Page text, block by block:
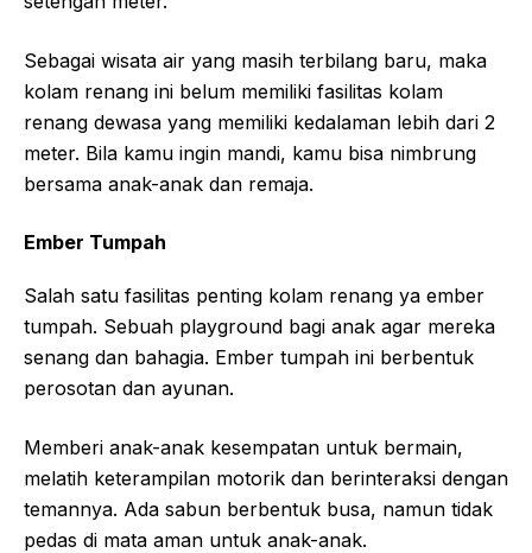
Sebagai wisata air yang masih terbilang baru, maka
kolam renang ini belum memiliki fasilitas kolam
renang dewasa yang memiliki kedalaman lebih dari 2
meter. Bila kamu ingin mandi, kamu bisa nimbrung
bersama anak-anak dan remaja.
Ember Tumpah
Salah satu fasilitas penting kolam renang ya ember
tumpah. Sebuah playground bagi anak agar mereka
senang dan bahagia. Ember tumpah ini berbentuk
perosotan dan ayunan.
Memberi anak-anak kesempatan untuk bermain,
melatih keterampilan motorik dan berinteraksi dengan
temannya. Ada sabun berbentuk busa, namun tidak
pedas di mata aman untuk anak-anak.